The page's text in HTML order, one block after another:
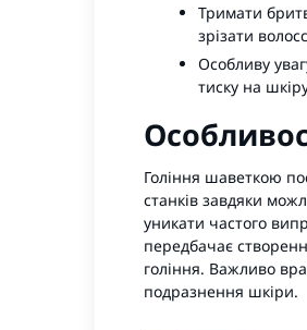
Тримати
зрізати
Особливу
тиску на
Гоління шаветкою
станків завдяки
уникати частого
передбачає
гоління. Важливо
подразнення шкіри.